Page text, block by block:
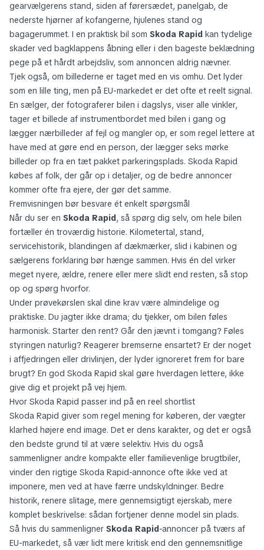
gearvælgerens stand, siden af førersædet, panelgab, de
nederste hjørner af kofangerne, hjulenes stand og
bagagerummet. I en praktisk bil som Skoda Rapid kan tydelige
skader ved bagklappens åbning eller i den bageste beklædning
pege på et hårdt arbejdsliv, som annoncen aldrig nævner.
Tjek også, om billederne er taget med en vis omhu. Det lyder
som en lille ting, men på EU-markedet er det ofte et reelt signal.
En sælger, der fotograferer bilen i dagslys, viser alle vinkler,
tager et billede af instrumentbordet med bilen i gang og
lægger nærbilleder af fejl og mangler op, er som regel lettere at
have med at gøre end en person, der lægger seks mørke
billeder op fra en tæt pakket parkeringsplads. Skoda Rapid
købes af folk, der går op i detaljer, og de bedre annoncer
kommer ofte fra ejere, der gør det samme.
Fremvisningen bør besvare ét enkelt spørgsmål
Når du ser en Skoda Rapid, så spørg dig selv, om hele bilen
fortæller én troværdig historie. Kilometertal, stand,
servicehistorik, blandingen af dækmærker, slid i kabinen og
sælgerens forklaring bør hænge sammen. Hvis én del virker
meget nyere, ældre, renere eller mere slidt end resten, så stop
op og spørg hvorfor.
Under prøvekørslen skal dine krav være almindelige og
praktiske. Du jagter ikke drama; du tjekker, om bilen føles
harmonisk. Starter den rent? Går den jævnt i tomgang? Føles
styringen naturlig? Reagerer bremserne ensartet? Er der noget
i affjedringen eller drivlinjen, der lyder ignoreret frem for bare
brugt? En god Skoda Rapid skal gøre hverdagen lettere, ikke
give dig et projekt på vej hjem.
Hvor Skoda Rapid passer ind på en reel shortlist
Skoda Rapid giver som regel mening for køberen, der vægter
klarhed højere end image. Det er dens karakter, og det er også
den bedste grund til at være selektiv. Hvis du også
sammenligner andre kompakte eller familievenlige brugtbiler,
vinder den rigtige Skoda Rapid-annonce ofte ikke ved at
imponere, men ved at have færre undskyldninger. Bedre
historik, renere slitage, mere gennemsigtigt ejerskab, mere
komplet beskrivelse: sådan fortjener denne model sin plads.
Så hvis du sammenligner Skoda Rapid-annoncer på tværs af
EU-markedet, så vær lidt mere kritisk end den gennemsnitlige